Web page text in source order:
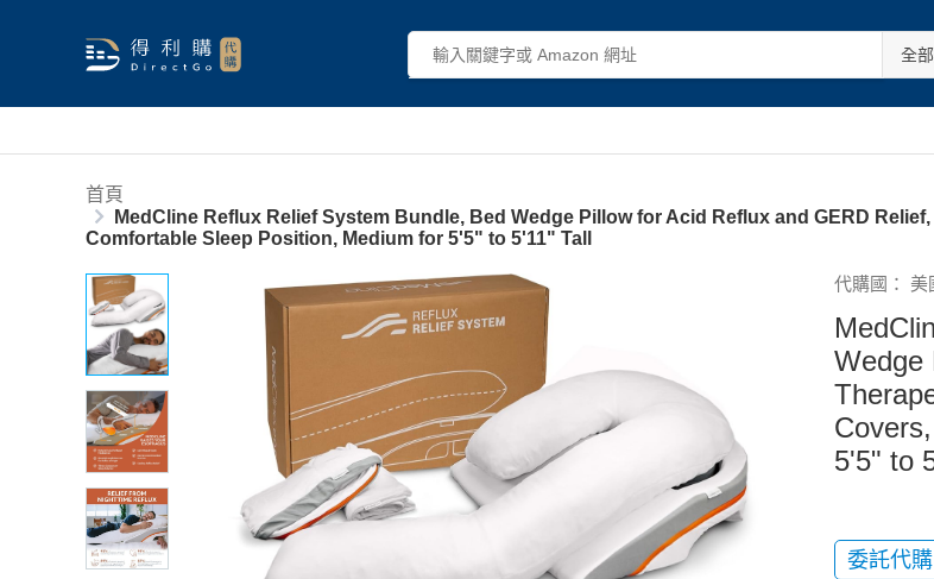
全
首頁
MedCline Reflux Relief System Bundle, Bed Wedge Pillow for Acid Reflux and GERD
Comfortable Sleep Position, Medium for 5'5" to 5'11" Tall
代購國： 美
Wedge
5'5" to
委託代購